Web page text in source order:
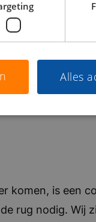
komen, is een
rug nodig. Wij
Alles